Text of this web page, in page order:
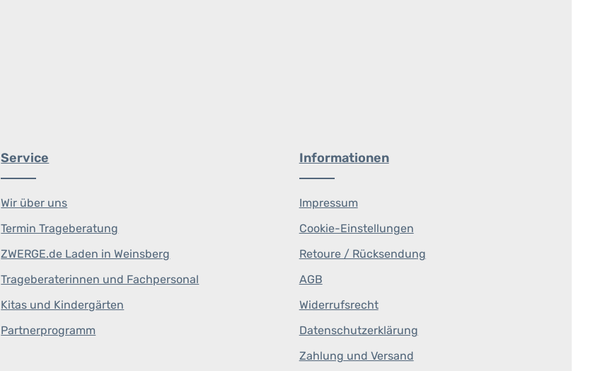
Service
Wir über uns
Termin Trageberatung
ZWERGE.de Laden in Weinsberg
Trageberaterinnen und Fachpersonal
Kitas und Kindergärten
Partnerprogramm
Informationen
Impressum
Cookie-Einstellungen
Retoure / Rücksendung
AGB
Widerrufsrecht
Datenschutzerklärung
Zahlung und Versand